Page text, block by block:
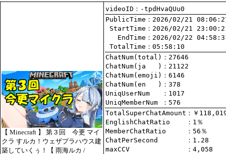
【 Minecraft 】 第３回 今更 マイ
クラ すルカ！ウェザプラハウス建
築していくぅ！【 雨海ルカ /
videoID：-tpdHvaQUu0
PublicTime
StartTime
   EndTime
TotalTime ：05:58:10
ChatNum(total)
ChatNum(ja   )
ChatNum(emoji)
ChatNum(en   )
UniqUserNum
：1017
UniqMemberNum
：576
TotalSuperChatAmount
EnglishChatRatio
MemberChatRatio
ChatPerSecond
maxCCV
：4,058